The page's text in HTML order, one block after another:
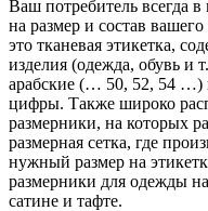
Ваш потребитель всегда
на размер и состав
это тканевая этикетка,
изделия (одежда, обувь и
арабские (… 50, 52, 54
цифры. Также широко
размерники, на которых
размерная сетка, где
нужный размер на
размерники для одежды
сатине и тафте.